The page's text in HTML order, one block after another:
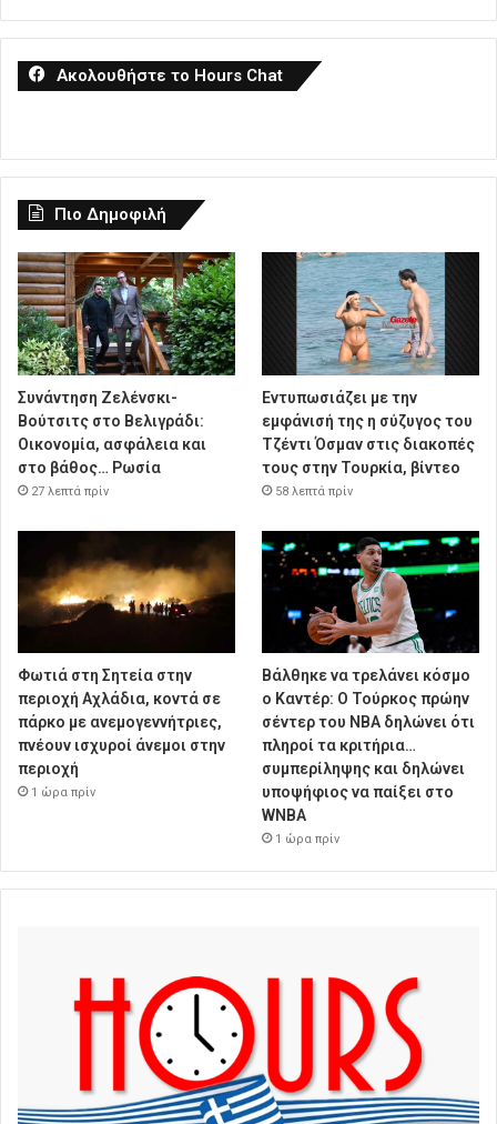
Ακολουθήστε το Hours Chat
Πιο Δημοφιλή
Συνάντηση Ζελένσκι-
Βούτσιτς στο Βελιγράδι:
Οικονομία, ασφάλεια και
στο βάθος… Ρωσία
27 λεπτά πρίν
Εντυπωσιάζει με την
εμφάνισή της η σύζυγος του
Τζέντι Όσμαν στις διακοπές
τους στην Τουρκία, βίντεο
58 λεπτά πρίν
Φωτιά στη Σητεία στην
περιοχή Αχλάδια, κοντά σε
πάρκο με ανεμογεννήτριες,
πνέουν ισχυροί άνεμοι στην
περιοχή
1 ώρα πρίν
Βάλθηκε να τρελάνει κόσμο
ο Καντέρ: Ο Τούρκος πρώην
σέντερ του NBA δηλώνει ότι
πληροί τα κριτήρια…
συμπερίληψης και δηλώνει
υποψήφιος να παίξει στο
WNBA
1 ώρα πρίν